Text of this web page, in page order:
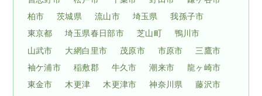
柏市
茨城県 流山市 埼玉県
我孫子市
東京都
埼玉県春日部市 芝山町
鴨川市
山武市
大網白里市 茂原市 市原市
三鷹市
袖ケ浦市
稲敷郡 牛久市 潮来市
龍ヶ崎市
東金市
木更津 木更津市 神奈川県
藤沢市